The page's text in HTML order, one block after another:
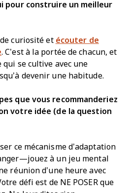
pour construire un meilleur
curiosité et écouter de
. C’est à la portée de chacun, et
qui se cultive avec une
devenir une habitude.
que vous recommanderiez
votre idée (de la question
ce mécanisme d’adaptation
à un jeu mental
réunion d’une heure avec
défi est de NE POSER que